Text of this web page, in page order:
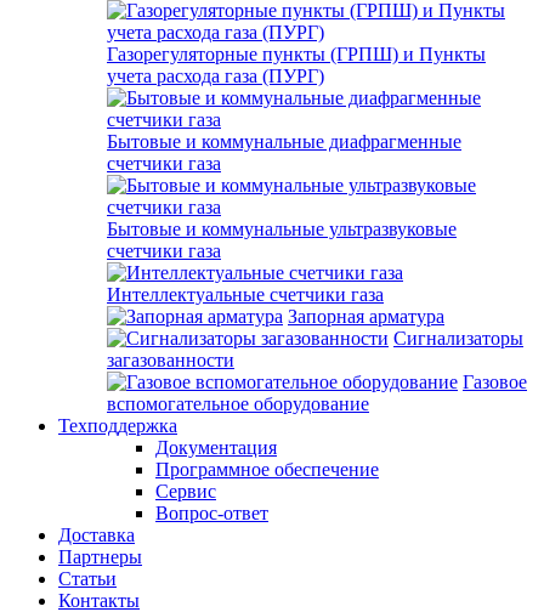
Газорегуляторные пункты (ГРПШ) и Пункты
учета расхода газа (ПУРГ)
Бытовые и коммунальные диафрагменные
счетчики газа
Бытовые и коммунальные ультразвуковые
счетчики газа
Интеллектуальные счетчики газа
Запорная арматура
Сигнализаторы
загазованности
Газовое
вспомогательное оборудование
Техподдержка
Документация
Программное обеспечение
Сервис
Вопрос-ответ
Доставка
Партнеры
Статьи
Контакты